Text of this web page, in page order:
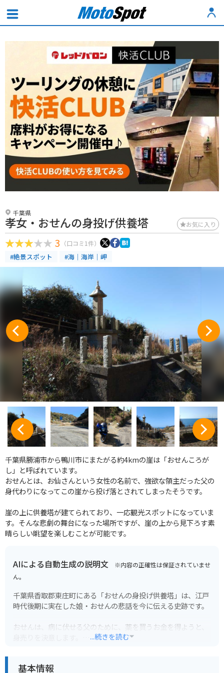
千葉県
孝女・おせんの身投げ供養塔 お気に入り
3 （口コミ1件）
#絶景スポット #海｜海岸｜岬
千葉県勝浦市から鴨川市にまたがる約4kmの崖は「おせんころが
し」と呼ばれています。
おせんとは、お仙さんという女性の名前で、強欲な領主だった父の
身代わりになってこの崖から投げ落とされてしまったそうです。
崖の上に供養塔が建てられており、一応観光スポットになっていま
す。そんな悲劇の舞台になった場所ですが、崖の上から見下ろす素
晴らしい眺望を楽しむことが可能です。
AIによる自動生成の説明文 ※内容の正確性は保証されていませ
ん。
千葉県香取郡東庄町にある「おせんの身投げ供養塔」は、江戸
時代後期に実在した娘・おせんの悲話を今に伝える史跡です。
おせんは、病に伏せる父のために、薬を買うお金を得ようと、
しかし、あろうことか、渡し賃を悪者にだまし取られてしまい
...続きを読む
基本情報